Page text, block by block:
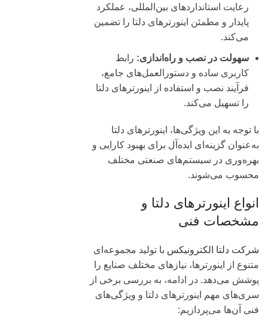
رعایت استانداردهای بین‌المللی، عملکرد
پایدار و مطمئن اینورترهای دلتا را تضمین
می‌کند.
سهولت در نصب و راه‌اندازی: رابط
کاربری ساده و دستورالعمل‌های جامع،
فرآیند نصب و استفاده از اینورترهای دلتا
را تسهیل می‌کند.
با توجه به این ویژگی‌ها، اینورترهای دلتا
به‌عنوان گزینه‌ای ایده‌آل برای بهبود کارایی و
بهره‌وری در سیستم‌های صنعتی مختلف
محسوب می‌شوند.
انواع اینورترهای دلتا و
مشخصات فنی
شرکت دلتا الکترونیکس با تولید مجموعه‌ای
متنوع از اینورترها، نیازهای مختلف صنایع را
پوشش می‌دهد. در ادامه، به بررسی برخی از
سری‌های مهم اینورترهای دلتا و ویژگی‌های
فنی آن‌ها می‌پردازیم: